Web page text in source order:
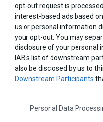
opt-out request is
interest-based ads based
us or personal information
your opt-out. You may
disclosure of your personal
IAB’s list of downstream
also be disclosed by us to
Downstream Participants
Personal Data